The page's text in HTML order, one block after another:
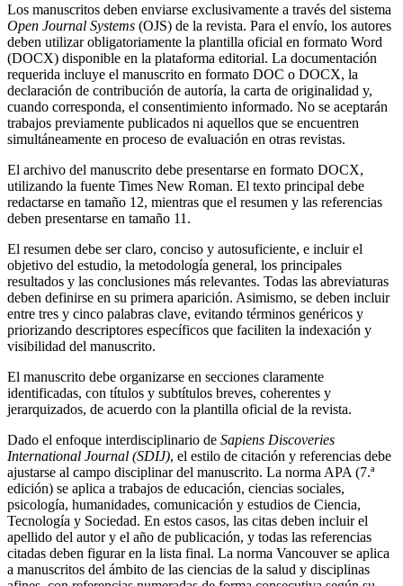
Los manuscritos deben enviarse exclusivamente a través del sistema
Open Journal Systems (OJS) de la revista. Para el envío, los autores
deben utilizar obligatoriamente la plantilla oficial en formato Word
(DOCX) disponible en la plataforma editorial. La documentación
requerida incluye el manuscrito en formato DOC o DOCX, la
declaración de contribución de autoría, la carta de originalidad y,
cuando corresponda, el consentimiento informado. No se aceptarán
trabajos previamente publicados ni aquellos que se encuentren
simultáneamente en proceso de evaluación en otras revistas.
El archivo del manuscrito debe presentarse en formato DOCX,
utilizando la fuente Times New Roman. El texto principal debe
redactarse en tamaño 12, mientras que el resumen y las referencias
deben presentarse en tamaño 11.
El resumen debe ser claro, conciso y autosuficiente, e incluir el
objetivo del estudio, la metodología general, los principales
resultados y las conclusiones más relevantes. Todas las abreviaturas
deben definirse en su primera aparición. Asimismo, se deben incluir
entre tres y cinco palabras clave, evitando términos genéricos y
priorizando descriptores específicos que faciliten la indexación y
visibilidad del manuscrito.
El manuscrito debe organizarse en secciones claramente
identificadas, con títulos y subtítulos breves, coherentes y
jerarquizados, de acuerdo con la plantilla oficial de la revista.
Dado el enfoque interdisciplinario de Sapiens Discoveries
International Journal (SDIJ), el estilo de citación y referencias debe
ajustarse al campo disciplinar del manuscrito. La norma APA (7.ª
edición) se aplica a trabajos de educación, ciencias sociales,
psicología, humanidades, comunicación y estudios de Ciencia,
Tecnología y Sociedad. En estos casos, las citas deben incluir el
apellido del autor y el año de publicación, y todas las referencias
citadas deben figurar en la lista final. La norma Vancouver se aplica
a manuscritos del ámbito de las ciencias de la salud y disciplinas